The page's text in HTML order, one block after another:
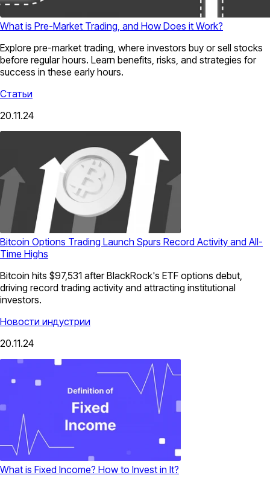
What is Pre-Market Trading, and How Does it Work?
Explore pre-market trading, where investors buy or sell stocks
before regular hours. Learn benefits, risks, and strategies for
success in these early hours.
Статьи
20.11.24
Bitcoin Options Trading Launch Spurs Record Activity and All-
Time Highs
Bitcoin hits $97,531 after BlackRock's ETF options debut,
driving record trading activity and attracting institutional
investors.
Новости индустрии
20.11.24
What is Fixed Income? How to Invest in It?